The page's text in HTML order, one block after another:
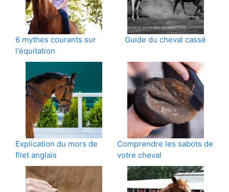
6 mythes courants sur
l'équitation
Guide du cheval cassé
Explication du mors de
filet anglais
Comprendre les sabots de
votre cheval